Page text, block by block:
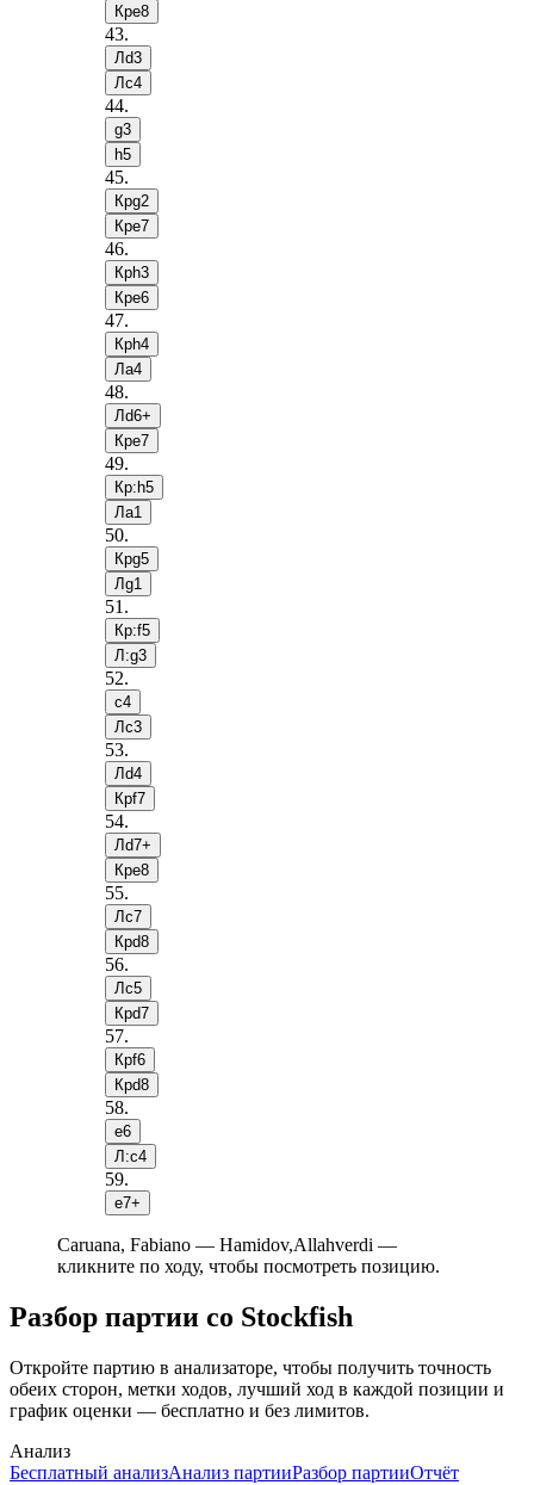
Крe8
43.
Лd3
Лc4
44.
g3
h5
45.
Крg2
Крe7
46.
Крh3
Крe6
47.
Крh4
Лa4
48.
Лd6+
Крe7
49.
Кр:h5
Лa1
50.
Крg5
Лg1
51 .
Кр:f5
Л:g3
52.
c4
Лc3
53.
Лd4
Крf7
54.
Лd7+
Крe8
55.
Лc7
Крd8
56.
Лc5
Крd7
57.
Крf6
Крd8
58.
e6
Л:c4
59.
e7+
Caruana, Fabiano — Hamidov,Allahverdi —
кликните по ходу, чтобы посмотреть позицию.
Разбор партии со Stockfish
Откройте партию в анализаторе, чтобы получить точность
обеих сторон, метки ходов, лучший ход в каждой позиции и
график оценки — бесплатно и без лимитов.
Анализ
Бесплатный анализАнализ партииРазбор партииОтчёт